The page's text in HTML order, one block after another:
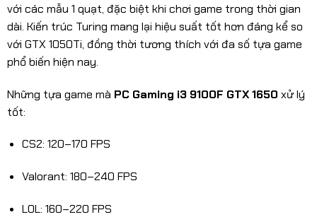
với các mẫu 1 quạt, đặc biệt khi chơi game trong thời gian
dài. Kiến trúc Turing mang lại hiệu suất tốt hơn đáng kể so
với GTX 1050Ti, đồng thời tương thích với đa số tựa game
phổ biến hiện nay.
Những tựa game mà PC Gaming i3 9100F GTX 1650 xử lý
tốt:
CS2: 120–170 FPS
Valorant: 180–240 FPS
LOL: 160–220 FPS